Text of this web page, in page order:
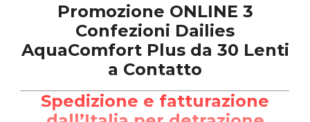
Promozione ONLINE 3
Confezioni Dailies
AquaComfort Plus da 30 Lenti
a Contatto
Spedizione e fatturazione